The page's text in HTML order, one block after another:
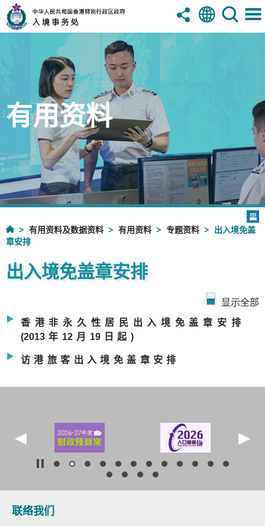
有用资料
有用资料及数据资料 有用资料 专题资料
出入境免盖
章安排
出入境免盖章安排
显示全部
香港非永久性居民出入境免盖章安排
(2013年 12月 19日起)
访港旅客出入境免盖章安排
联络我们